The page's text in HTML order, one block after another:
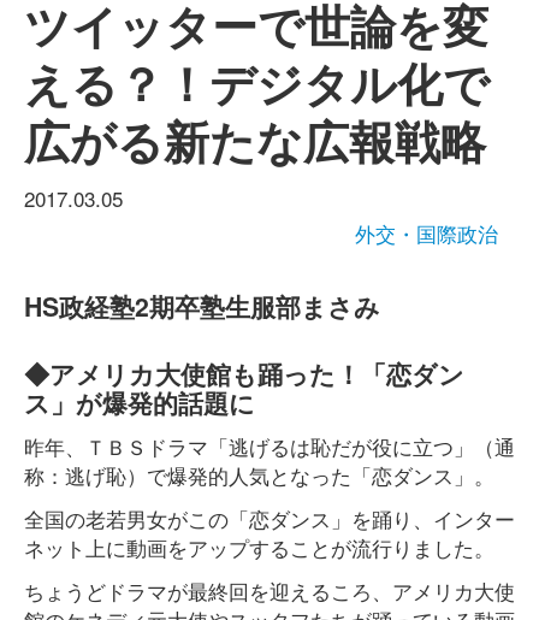
ツイッターで世論を変
える？！デジタル化で
広がる新たな広報戦略
2017.03.05
外交・国際政治
HS政経塾2期卒塾生服部まさみ
◆アメリカ大使館も踊った！「恋ダン
ス」が爆発的話題に
昨年、ＴＢＳドラマ「逃げるは恥だが役に立つ」（通
称：逃げ恥）で爆発的人気となった「恋ダンス」。
全国の老若男女がこの「恋ダンス」を踊り、インター
ネット上に動画をアップすることが流行りました。
ちょうどドラマが最終回を迎えるころ、アメリカ大使